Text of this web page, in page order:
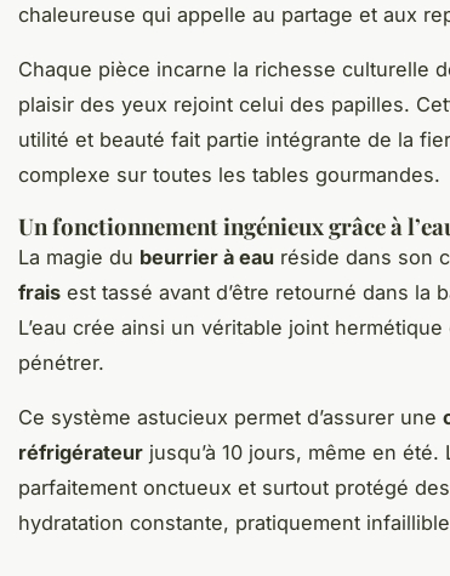
chaleureuse qui appelle au partage et aux
Chaque pièce incarne la richesse culturelle
plaisir des yeux rejoint celui des papilles.
utilité et beauté fait partie intégrante de la
complexe sur toutes les tables gourmandes.
Un fonctionnement ingénieux grâce à
La magie du beurrier à eau réside dans son
frais est tassé avant d’être retourné dans la
L’eau crée ainsi un véritable joint
pénétrer.
Ce système astucieux permet d’assurer une
réfrigérateur jusqu’à 10 jours, même en été.
parfaitement onctueux et surtout protégé
hydratation constante, pratiquement